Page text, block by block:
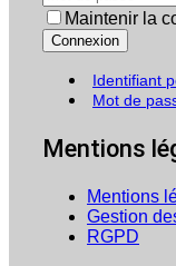
Maintenir la
Connexion
Identifiant
Mot de
Mentions
Mentions
Gestion
RGPD